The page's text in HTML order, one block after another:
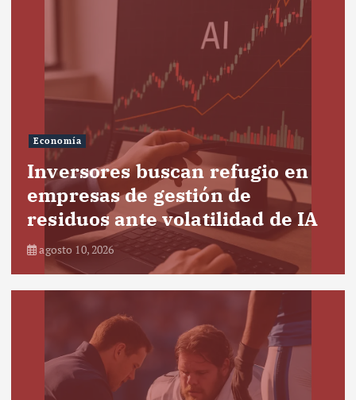
Economía
Inversores buscan refugio en
empresas de gestión de
residuos ante volatilidad de IA
agosto 10, 2026